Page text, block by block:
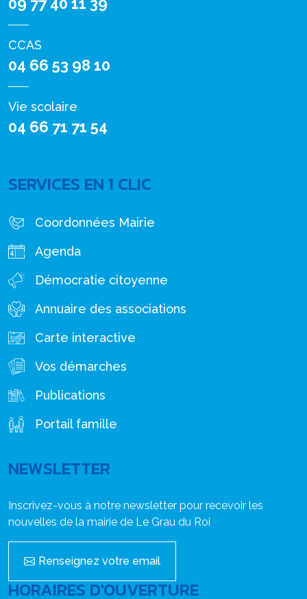
CCAS
04 66 53 98 10
Vie scolaire
04 66 71 71 54
SERVICES EN 1 CLIC
Coordonnées Mairie
Agenda
Démocratie citoyenne
Annuaire des associations
Carte interactive
Vos démarches
Publications
Portail famille
NEWSLETTER
Inscrivez-vous à notre newsletter pour recevoir les
nouvelles de la mairie de Le Grau du Roi
Renseignez votre email
HORAIRES D'OUVERTURE